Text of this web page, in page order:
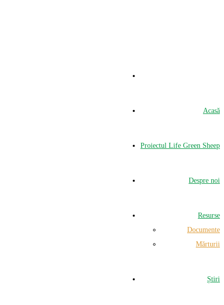
Acasă
Proiectul Life Green Sheep
Despre noi
Resurse
Documente
Mărturii
Știri